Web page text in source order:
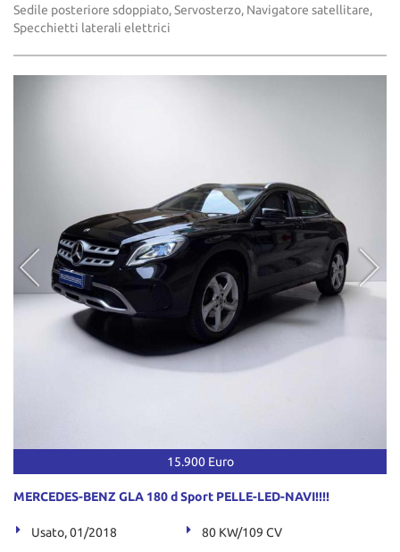
Sedile posteriore sdoppiato, Servosterzo, Navigatore satellitare,
Specchietti laterali elettrici
15.900 Euro
MERCEDES-BENZ GLA 180 d Sport PELLE-LED-NAVI!!!!
Usato, 01/2018
80 KW/109 CV